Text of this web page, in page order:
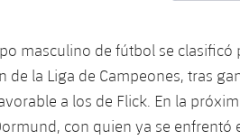
masculino de fútbol se clasificó
de la Liga de Campeones, tras
a los de Flick. En la
con quien ya se enfrentó